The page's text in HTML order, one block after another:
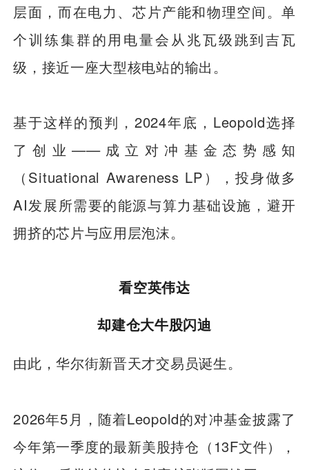
层面，而在电力、芯片产能和物理空间。单
个训练集群的用电量会从兆瓦级跳到吉瓦
级，接近一座大型核电站的输出。
基于这样的预判，2024年底，Leopold选择
了创业——成立对冲基金态势感知
（Situational Awareness LP），投身做多
AI发展所需要的能源与算力基础设施，避开
拥挤的芯片与应用层泡沫。
看空英伟达
却建仓大牛股闪迪
由此，华尔街新晋天才交易员诞生。
2026年5月，随着Leopold的对冲基金披露了
今年第一季度的最新美股持仓（13F文件），